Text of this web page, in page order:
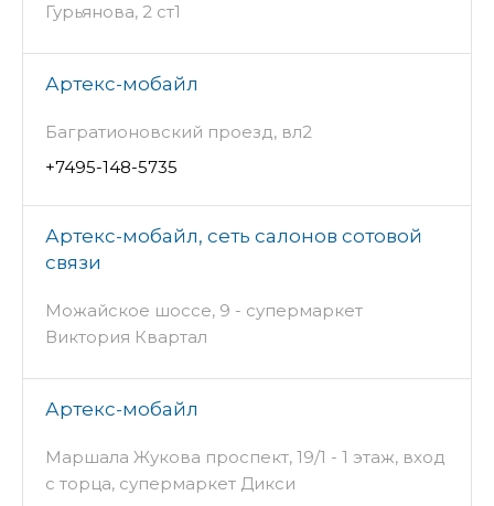
Гурьянова, 2 ст1
Артекс-мобайл
Багратионовский проезд, вл2
+7495-148-5735
Артекс-мобайл, сеть салонов сотовой
связи
Можайское шоссе, 9 - супермаркет
Виктория Квартал
Артекс-мобайл
Маршала Жукова проспект, 19/1 - 1 этаж, вход
с торца, супермаркет Дикси